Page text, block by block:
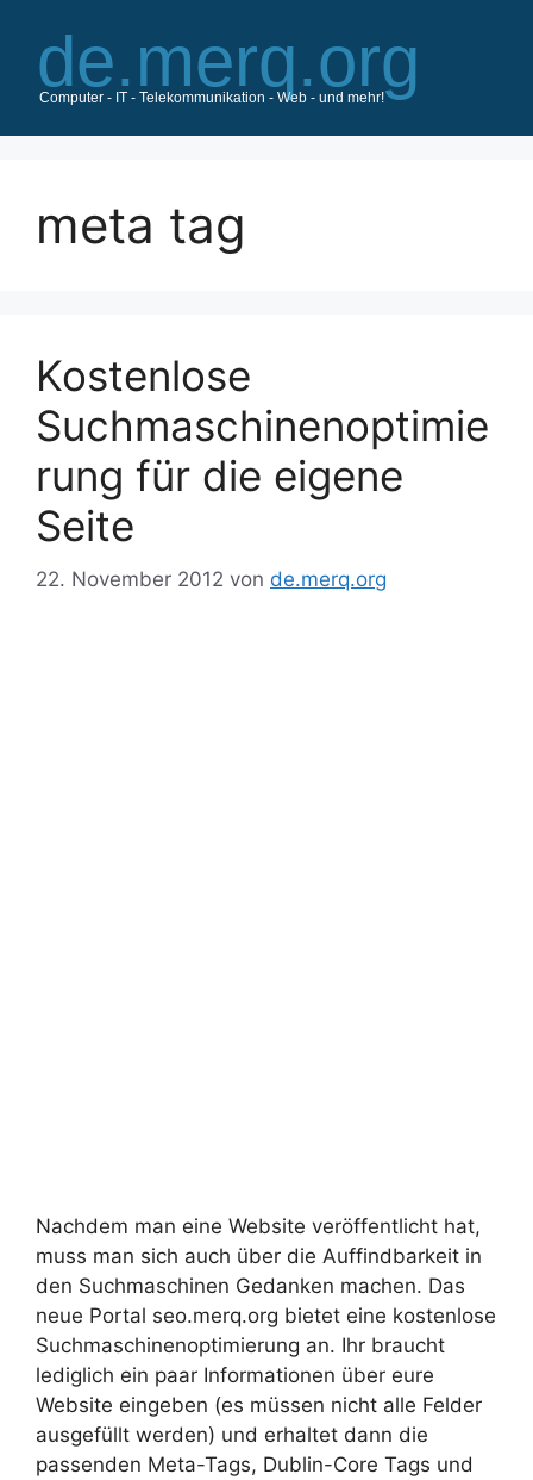
Inhalt
springen
meta tag
Kostenlose
Suchmaschinenoptimie
rung für die eigene
Seite
22. November 2012 von de.merq.org
Nachdem man eine Website veröffentlicht hat,
muss man sich auch über die Auffindbarkeit in
den Suchmaschinen Gedanken machen. Das
neue Portal seo.merq.org bietet eine kostenlose
Suchmaschinenoptimierung an. Ihr braucht
lediglich ein paar Informationen über eure
Website eingeben (es müssen nicht alle Felder
ausgefüllt werden) und erhaltet dann die
passenden Meta-Tags, Dublin-Core Tags und